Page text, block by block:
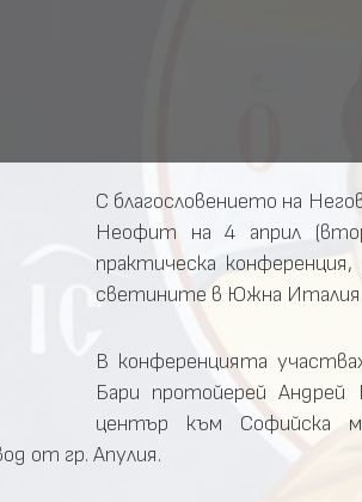
С благословението на
Неофит на 4 април
практическа
светините в Южна Италия.
В конференцията
Бари протойерей Андрей
център към Софийска
от гр. Апулия.